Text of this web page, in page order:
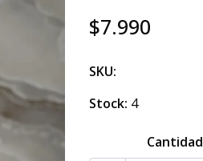
$7.990
SKU:
Stock: 4
Cantidad